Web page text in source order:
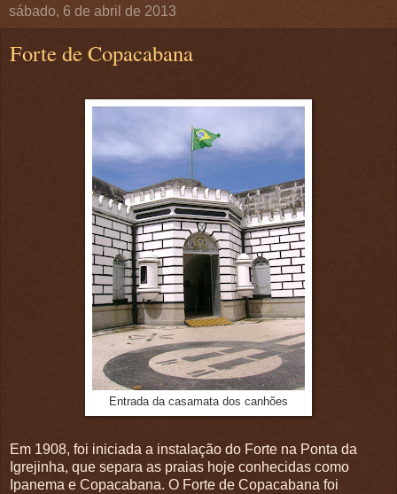
sábado, 6 de abril de 2013
Forte de Copacabana
Entrada da casamata dos canhões
Em 1908, foi iniciada a instalação do Forte na Ponta da
Igrejinha, que separa as praias hoje conhecidas como
Ipanema e Copacabana. O Forte de Copacabana foi